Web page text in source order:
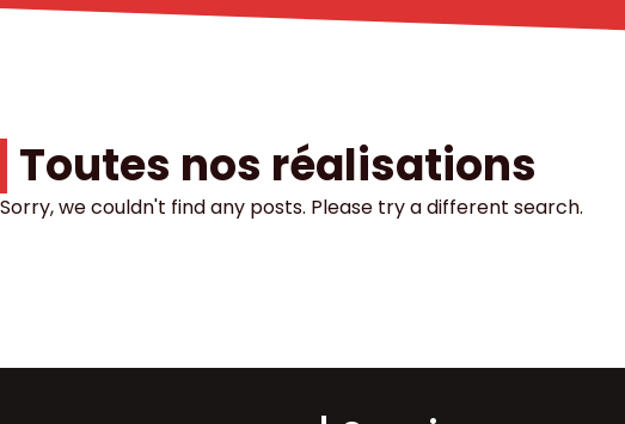
Toutes nos réalisations
Sorry, we couldn't find any posts. Please try a different search.